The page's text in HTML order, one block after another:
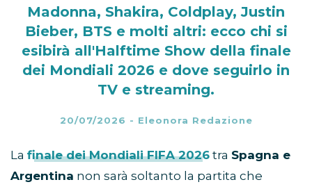
Madonna, Shakira, Coldplay, Justin
Bieber, BTS e molti altri: ecco chi si
esibirà all'Halftime Show della finale
dei Mondiali 2026 e dove seguirlo in
TV e streaming.
20/07/2026 - Eleonora Redazione
La finale dei Mondiali FIFA 2026 tra Spagna e
Argentina non sarà soltanto la partita che